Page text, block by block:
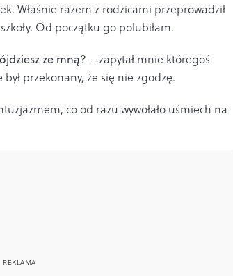
Właśnie razem z rodzicami przeprowadził
Od początku go polubiłam.
ze mną? – zapytał mnie któregoś
przekonany, że się nie zgodzę.
co od razu wywołało uśmiech na